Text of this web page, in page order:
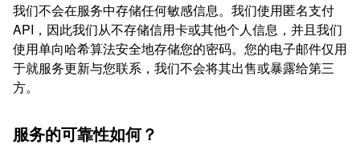
我们不会在服务中存储任何敏感信息。我们使用匿名支付
API，因此我们从不存储信用卡或其他个人信息，并且我们
使用单向哈希算法安全地存储您的密码。您的电子邮件仅用
于就服务更新与您联系，我们不会将其出售或暴露给第三
方。
服务的可靠性如何？